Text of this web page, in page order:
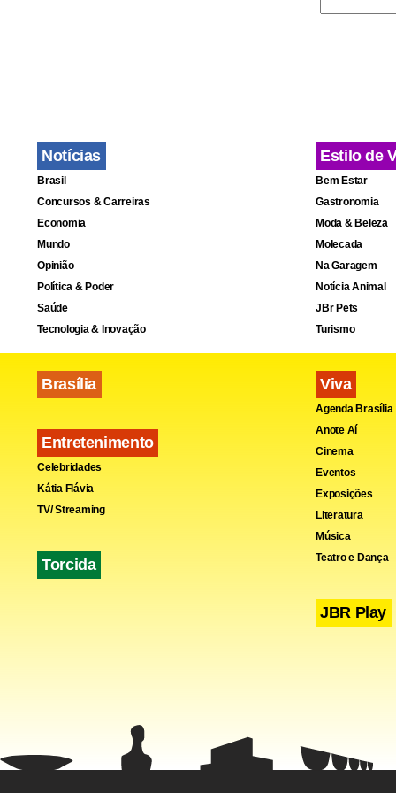
Notícias
Brasil
Concursos & Carreiras
Economia
Mundo
Opinião
Política & Poder
Saúde
Tecnologia & Inovação
Brasília
Entretenimento
Celebridades
Kátia Flávia
TV/ Streaming
Torcida
Estilo de
Bem Estar
Gastronomia
Moda & Beleza
Molecada
Na Garagem
Notícia Animal
JBr Pets
Turismo
Viva
Agenda Brasília
Anote Aí
Cinema
Eventos
Exposições
Literatura
Música
Teatro e Dança
JBR Play